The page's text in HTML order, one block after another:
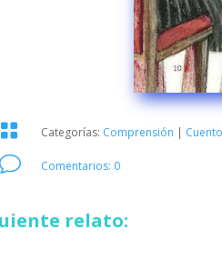
 Categorías: Comprensión |
v Comentarios: 0
relato: